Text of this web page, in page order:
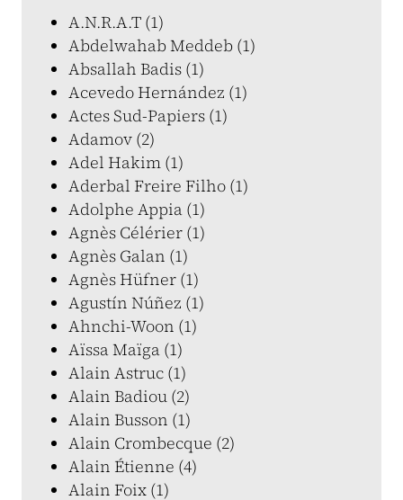
A.N.R.A.T (1)
Abdelwahab Meddeb (1)
Absallah Badis (1)
Acevedo Hernández (1)
Actes Sud-Papiers (1)
Adamov (2)
Adel Hakim (1)
Aderbal Freire Filho (1)
Adolphe Appia (1)
Agnès Célérier (1)
Agnès Galan (1)
Agnès Hüfner (1)
Agustín Núñez (1)
Ahnchi-Woon (1)
Aïssa Maïga (1)
Alain Astruc (1)
Alain Badiou (2)
Alain Busson (1)
Alain Crombecque (2)
Alain Étienne (4)
Alain Foix (1)